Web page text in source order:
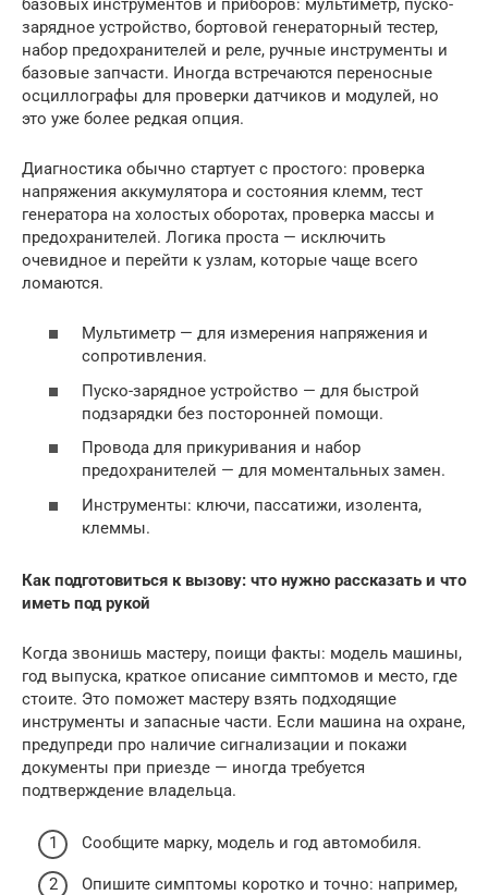
базовых инструментов и приборов: мультиметр, пуско-
зарядное устройство, бортовой генераторный тестер,
набор предохранителей и реле, ручные инструменты и
базовые запчасти. Иногда встречаются переносные
осциллографы для проверки датчиков и модулей, но
это уже более редкая опция.
Диагностика обычно стартует с простого: проверка
напряжения аккyмулятора и состояния клемм, тест
генератора на холостых оборотах, проверка массы и
предохранителей. Логика проста — исключить
очевидное и перейти к узлам, которые чаще всего
ломаются.
Мультиметр — для измерения напряжения и
сопротивления.
Пуско-зарядное устройство — для быстрой
подзарядки без посторонней помощи.
Провода для прикуривания и набор
предохранителей — для моментальных замен.
Инструменты: ключи, пассатижи, изолента,
клеммы.
Как подготовиться к вызову: что нужно рассказать и что
иметь под рукой
Когда звонишь мастеру, поищи факты: модель машины,
год выпуска, краткое описание симптомов и место, где
стоите. Это поможет мастеру взять подходящие
инструменты и запасные части. Если машина на охране,
предупреди про наличие сигнализации и покажи
документы при приезде — иногда требуется
подтверждение владельца.
Сообщите марку, модель и год автомобиля.
Опишите симптомы коротко и точно: например,